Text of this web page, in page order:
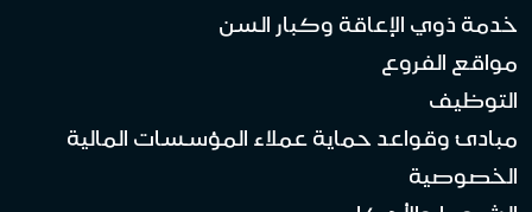
خدمة ذوي الإعاقة وكبار السن
مواقع الفروع
التوظيف
مبادئ وقواعد حماية عملاء المؤسسات المالية
الخصوصية